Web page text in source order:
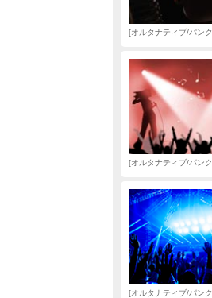
オルタナティブ/パンク
オルタナティブ/パンク
オルタナティブ/パンク